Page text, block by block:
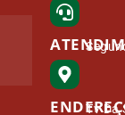
Tv Da